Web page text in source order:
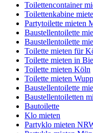
Toilettencontainer
Toilettenkabine
Partytoilette mieten
Baustellentoilette
Baustellentoilette
Toilette mieten für
Toilette mieten in
Toilette mieten Köln
Toilette mieten
Baustellentoilette
Baustellentoiletten
Bautoilette
Klo mieten
Partyklo mieten